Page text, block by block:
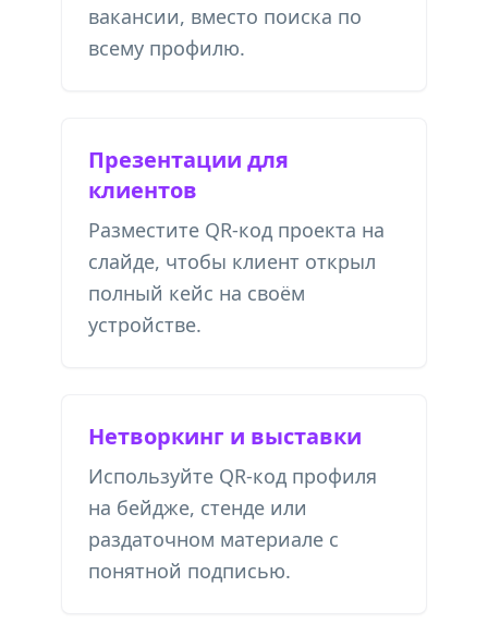
вакансии, вместо поиска по
всему профилю.
Презентации для
клиентов
Разместите QR-код проекта на
слайде, чтобы клиент открыл
полный кейс на своём
устройстве.
Нетворкинг и выставки
Используйте QR-код профиля
на бейдже, стенде или
раздаточном материале с
понятной подписью.